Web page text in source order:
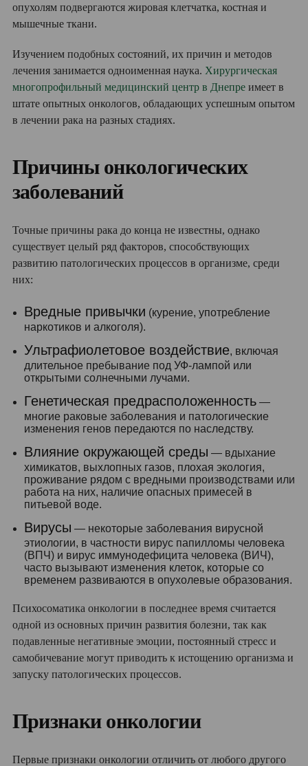
опухолям подвергаются жировая клетчатка, костная и
мышечные ткани.
Изучением подобных состояний, их причин и методов
лечения занимается одноименная наука. Хирургическая
многопрофильный медицинский центр в Днепреимеет в
штате опытных онкологов, обладающих успешным опытом
в лечении рака на разных стадиях.
Причины онкологических
заболеваний
Точные причины рака до конца не известны, однако
существует целый ряд факторов, способствующих
развитию патологических процессов в организме, среди
них:
Вредные привычки (курение, употребление
наркотиков и алкоголя).
Ультрафиолетовое воздействие, включая
длительное пребывание под УФ-лампой или
открытыми солнечными лучами.
Генетическая предрасположенность—
многие раковые заболевания и патологические
изменения генов передаются по наследству.
Влияние окружающей среды — вдыхание
химикатов, выхлопных газов, плохая экология,
проживание рядом с вредными производствами или
работа на них, наличие опасных примесей в
питьевой воде.
Вирусы — некоторые заболевания вирусной
этиологии, в частности вирус папилломы человека
(ВПЧ) и вирус иммунодефицита человека (ВИЧ),
часто вызывают изменения клеток, которые со
временем развиваются в опухолевые образования.
Психосоматика онкологии в последнее время считается
одной из основных причин развития болезни, так как
подавленные негативные эмоции, постоянный стресс и
самобичевание могут приводить к истощению организма и
запуску патологических процессов.
Признаки онкологии
Первые признаки онкологии отличить от любого другого